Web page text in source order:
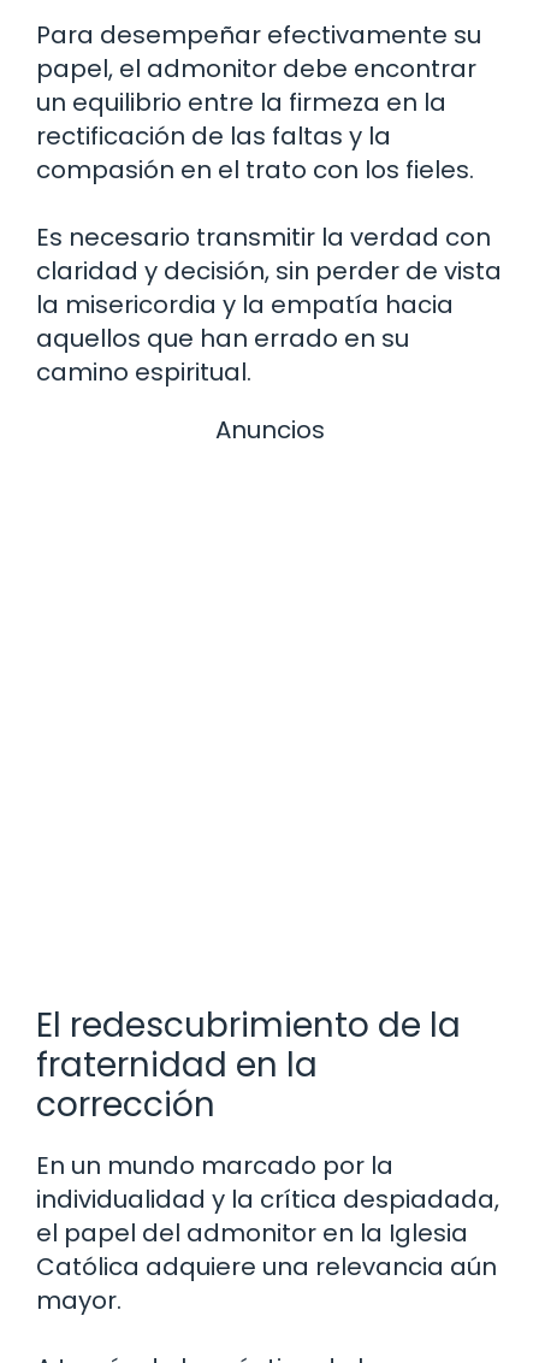
Para desempeñar efectivamente su
papel, el admonitor debe encontrar
un equilibrio entre la firmeza en la
rectificación de las faltas y la
compasión en el trato con los fieles.
Es necesario transmitir la verdad con
claridad y decisión, sin perder de vista
la misericordia y la empatía hacia
aquellos que han errado en su
camino espiritual.
Anuncios
El redescubrimiento de la
fraternidad en la
corrección
En un mundo marcado por la
individualidad y la crítica despiadada,
el papel del admonitor en la Iglesia
Católica adquiere una relevancia aún
mayor.